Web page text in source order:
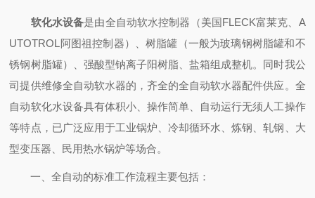
软化水设备是由全自动软水控制器（美国FLECK富莱克、A
UTOTROL阿图祖控制器）、树脂罐（一般为玻璃钢树脂罐和不
锈钢树脂罐）、强酸型钠离子阳树脂、盐箱组成整机。同时我公
司提供维修全自动软水器的，齐全的全自动软水器配件供应。全
自动软化水设备具有体积小、操作简单、自动运行无须人工操作
等特点，已广泛应用于工业锅炉、冷却循环水、炼钢、轧钢、大
型变压器、民用热水锅炉等场合。
一、全自动的标准工作流程主要包括：